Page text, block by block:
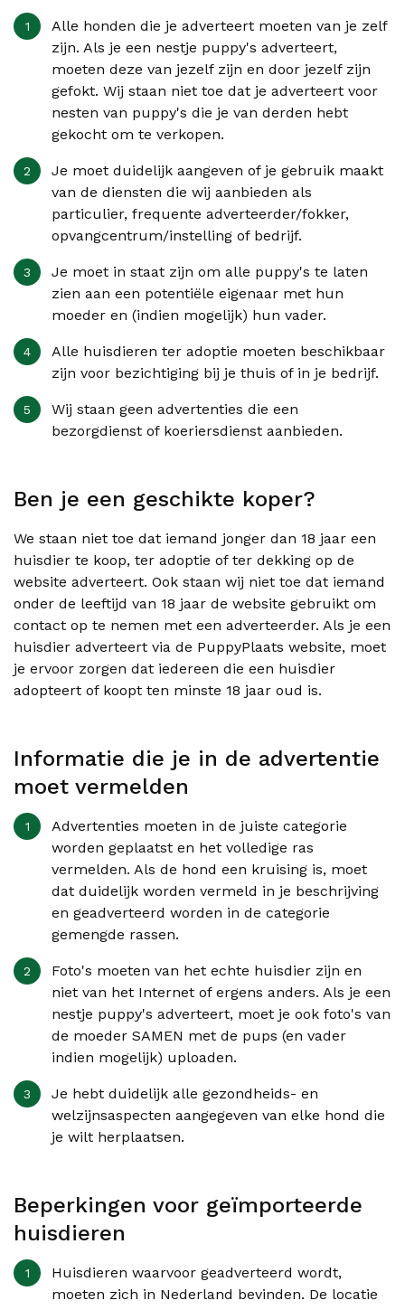
Alle honden die je adverteert moeten van je zelf
zijn. Als je een nestje puppy's adverteert,
moeten deze van jezelf zijn en door jezelf zijn
gefokt. Wij staan niet toe dat je adverteert voor
nesten van puppy's die je van derden hebt
gekocht om te verkopen.
Je moet duidelijk aangeven of je gebruik maakt
van de diensten die wij aanbieden als
particulier, frequente adverteerder/fokker,
opvangcentrum/instelling of bedrijf.
Je moet in staat zijn om alle puppy's te laten
zien aan een potentiële eigenaar met hun
moeder en (indien mogelijk) hun vader.
Alle huisdieren ter adoptie moeten beschikbaar
zijn voor bezichtiging bij je thuis of in je bedrijf.
Wij staan geen advertenties die een
bezorgdienst of koeriersdienst aanbieden.
Ben je een geschikte koper?
We staan niet toe dat iemand jonger dan 18 jaar een
huisdier te koop, ter adoptie of ter dekking op de
website adverteert. Ook staan wij niet toe dat iemand
onder de leeftijd van 18 jaar de website gebruikt om
contact op te nemen met een adverteerder. Als je een
huisdier adverteert via de PuppyPlaats website, moet
je ervoor zorgen dat iedereen die een huisdier
adopteert of koopt ten minste 18 jaar oud is.
Informatie die je in de advertentie
moet vermelden
Advertenties moeten in de juiste categorie
worden geplaatst en het volledige ras
vermelden. Als de hond een kruising is, moet
dat duidelijk worden vermeld in je beschrijving
en geadverteerd worden in de categorie
gemengde rassen.
Foto's moeten van het echte huisdier zijn en
niet van het Internet of ergens anders. Als je een
nestje puppy's adverteert, moet je ook foto's van
de moeder SAMEN met de pups (en vader
indien mogelijk) uploaden.
Je hebt duidelijk alle gezondheids- en
welzijnsaspecten aangegeven van elke hond die
je wilt herplaatsen.
Beperkingen voor geïmporteerde
huisdieren
Huisdieren waarvoor geadverteerd wordt,
moeten zich in Nederland bevinden. De locatie